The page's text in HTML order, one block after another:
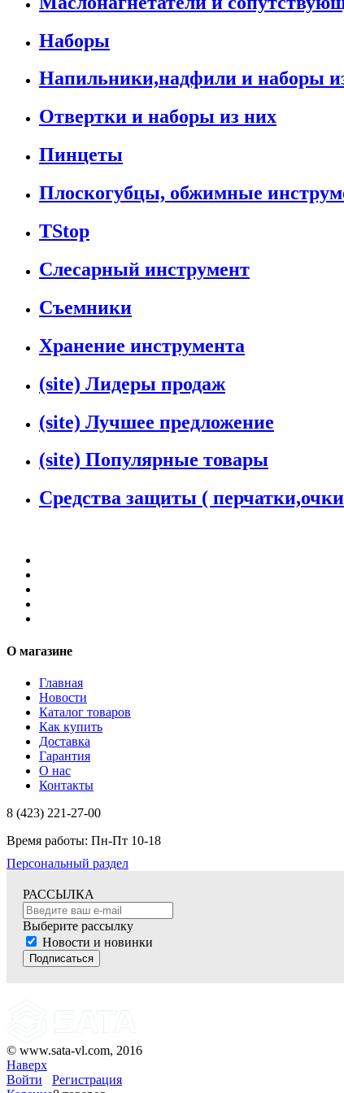
Наборы
Напильники,надфили и наборы
Отвертки и наборы из них
Пинцеты
Плоскогубцы, обжимные
TStop
Слесарный инструмент
Съемники
Хранение инструмента
(site) Лидеры продаж
(site) Лучшее предложение
(site) Популярные товары
Средства защиты (
О магазине
Главная
Новости
Каталог товаров
Как купить
Доставка
Гарантия
О нас
Контакты
8 (423) 221-27-00
Время работы: Пн-Пт 10-18
Персональный раздел
РАССЫЛКА
Выберите рассылку
Новости и новинки
Подписаться
© www.sata-vl.com, 2016
Наверх
Войти
Регистрация